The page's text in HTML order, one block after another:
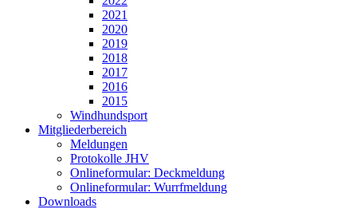
2021
2020
2019
2018
2017
2016
2015
Windhundsport
Mitgliederbereich
Meldungen
Protokolle JHV
Onlineformular: Deckmeldung
Onlineformular: Wurrfmeldung
Downloads